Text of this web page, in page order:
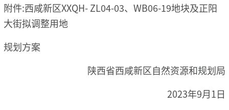
附件:西咸新区XXQH- ZL04-03、WB06-19地块及正阳
大街拟调整用地
规划方案
陕西省西咸新区自然资源和规划局
2023年9月1日